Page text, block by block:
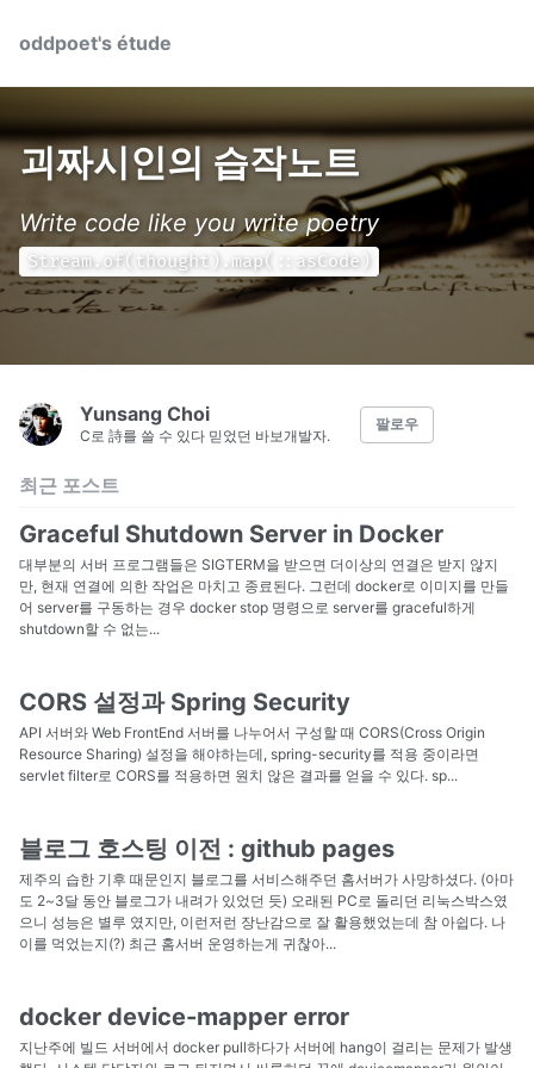
oddpoet's étude
괴짜시인의 습작노트
Write code like you write poetry
Stream.of(thought).map(::asCode)
Yunsang Choi
C로 詩를 쓸 수 있다 믿었던 바보개발자.
팔로우
최근 포스트
Graceful Shutdown Server in Docker
대부분의 서버 프로그램들은 SIGTERM을 받으면 더이상의 연결은 받지 않지
만, 현재 연결에 의한 작업은 마치고 종료된다. 그런데 docker로 이미지를 만들
어 server를 구동하는 경우 docker stop 명령으로 server를 graceful하게
shutdown할 수 없는...
CORS 설정과 Spring Security
API 서버와 Web FrontEnd 서버를 나누어서 구성할 때 CORS(Cross Origin
Resource Sharing) 설정을 해야하는데, spring-security를 적용 중이라면
servlet filter로 CORS를 적용하면 원치 않은 결과를 얻을 수 있다. sp...
블로그 호스팅 이전 : github pages
제주의 습한 기후 때문인지 블로그를 서비스해주던 홈서버가 사망하셨다. (아마
도 2~3달 동안 블로그가 내려가 있었던 듯) 오래된 PC로 돌리던 리눅스박스였
으니 성능은 별루 였지만, 이런저런 장난감으로 잘 활용했었는데 참 아쉽다. 나
이를 먹었는지(?) 최근 홈서버 운영하는게 귀찮아...
docker device-mapper error
지난주에 빌드 서버에서 docker pull하다가 서버에 hang이 걸리는 문제가 발생